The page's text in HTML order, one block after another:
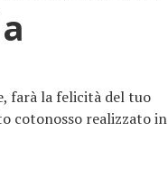
farà la felicità del tuo
cotonosso realizzato in